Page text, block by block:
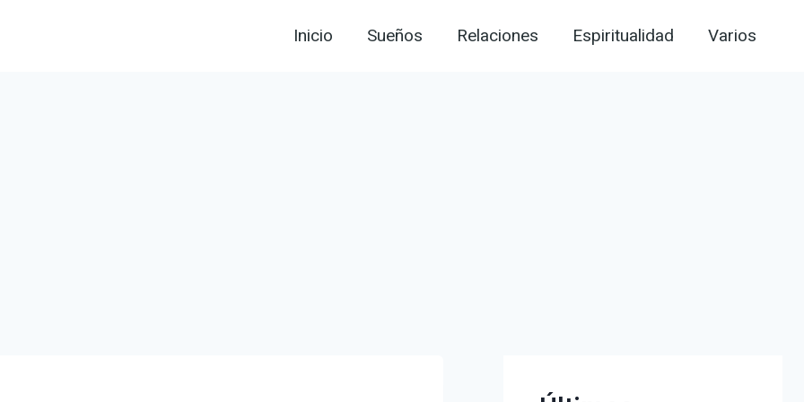
Inicio Sueños Relaciones Espiritualidad Varios